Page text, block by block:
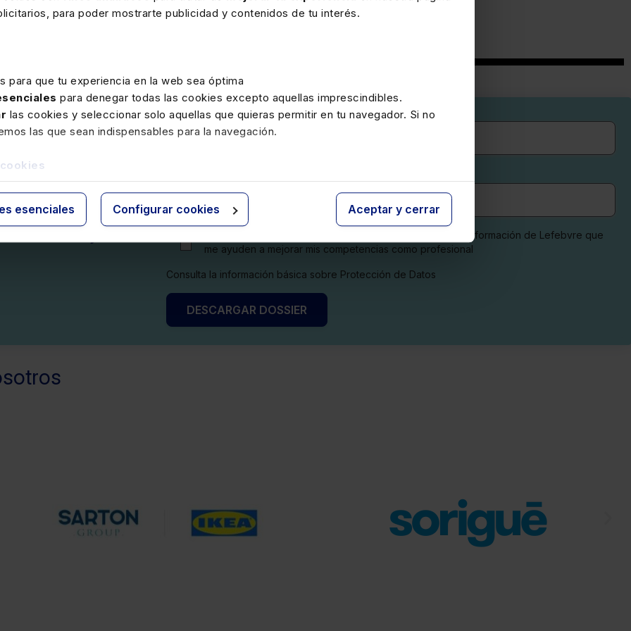
para poder mostrarte publicidad y contenidos de tu interés.
para que tu experiencia en la web sea óptima
para denegar todas las cookies excepto aquellas imprescindibles.
las cookies y seleccionar solo aquellas que quieras permitir en tu navegador. Si no
las que sean indispensables para la navegación.
esenciales Configurar cookies Aceptar y cerrar
de
cómo te ayuda
Nombre:
Quiero recibir novedades sobre productos, contenidos y formación de Lefebvre que
me ayuden a mejorar mis competencias como profesional
Consulta la información básica sobre Protección de Datos
DESCARGAR DOSSIER